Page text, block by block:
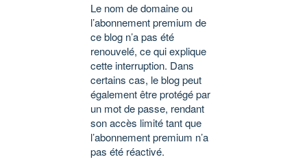
Le nom de domaine ou
l’abonnement premium de
ce blog n’a pas été
renouvelé, ce qui explique
cette interruption. Dans
certains cas, le blog peut
également être protégé par
un mot de passe, rendant
son accès limité tant que
l’abonnement premium n’a
pas été réactivé.